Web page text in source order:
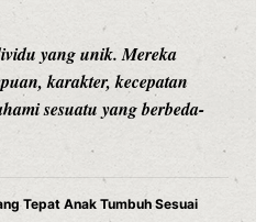
yang unik. Mereka
karakter, kecepatan
sesuatu yang berbeda-
Tepat Anak Tumbuh Sesuai